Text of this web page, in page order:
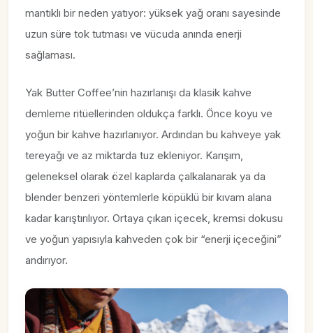
mantıklı bir neden yatıyor: yüksek yağ oranı sayesinde
uzun süre tok tutması ve vücuda anında enerji
sağlaması.
Yak Butter Coffee’nin hazırlanışı da klasik kahve
demleme ritüellerinden oldukça farklı. Önce koyu ve
yoğun bir kahve hazırlanıyor. Ardından bu kahveye yak
tereyağı ve az miktarda tuz ekleniyor. Karışım,
geleneksel olarak özel kaplarda çalkalanarak ya da
blender benzeri yöntemlerle köpüklü bir kıvam alana
kadar karıştırılıyor. Ortaya çıkan içecek, kremsi dokusu
ve yoğun yapısıyla kahveden çok bir “enerji içeceğini”
andırıyor.